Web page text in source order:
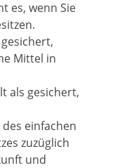
es, wenn Sie
Mittel in
als gesichert,
einfachen
zuzüglich
und